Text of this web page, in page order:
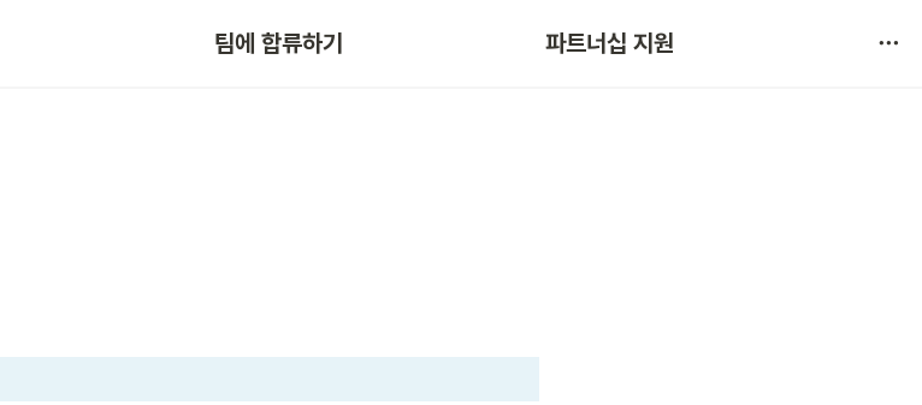
팀에 합류하기 파트너십 지원
서비스 불만 사항 제보